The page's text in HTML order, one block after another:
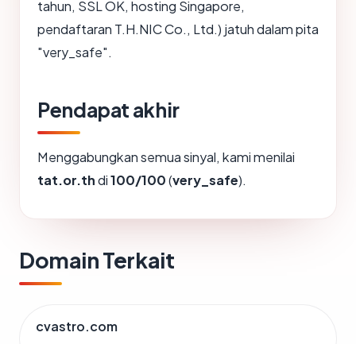
tahun, SSL OK, hosting Singapore,
pendaftaran T.H.NIC Co., Ltd.) jatuh dalam pita
"very_safe".
Pendapat akhir
Menggabungkan semua sinyal, kami menilai
tat.or.thdi100/100(very_safe).
Domain Terkait
cvastro.com